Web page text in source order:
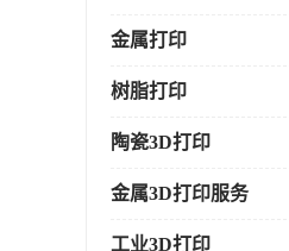
金属打印
树脂打印
陶瓷3D打印
金属3D打印服务
工业3D打印